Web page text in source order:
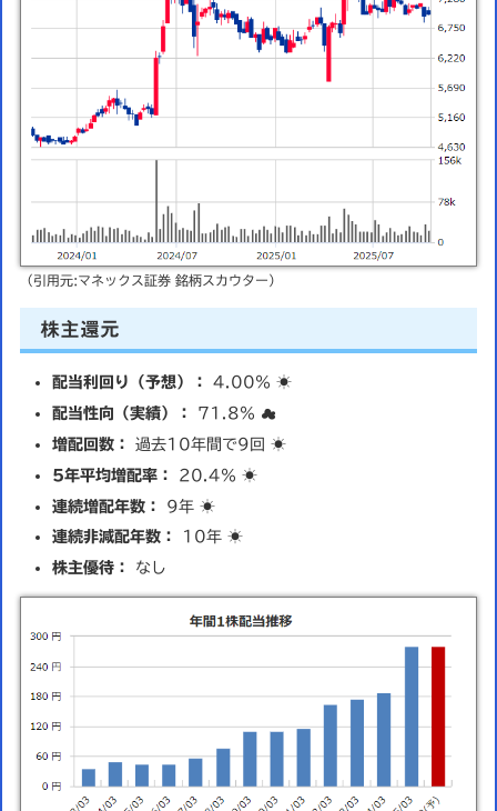
（引用元:マネックス証券 銘柄スカウター）
株主還元
配当利回り（予想）：
4.00％ ☀️
配当性向（実績）：
71.8％ ☁️
増配回数：
過去10年間で9回 ☀️
5年平均増配率：
20.4％ ☀️
連続増配年数：
9年 ☀️
連続非減配年数：
10年 ☀️
株主優待：
なし